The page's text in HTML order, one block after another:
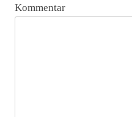
Kommentar